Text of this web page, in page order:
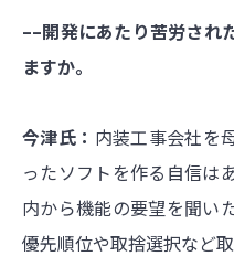
––開発にあたり苦労され
ますか。
今津氏： 内装工事会社を
ったソフトを作る自信は
内から機能の要望を聞い
優先順位や取捨選択など